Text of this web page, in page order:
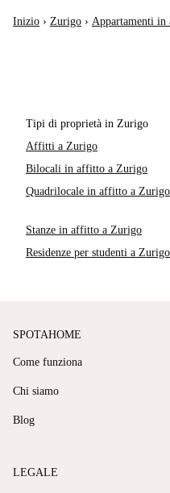
Inizio › Zurigo › Appartamenti
Tipi di proprietà in Zurigo
Affitti a Zurigo
Bilocali in affitto a Zurigo
Quadrilocale in affitto a Zurigo
Stanze in affitto a Zurigo
Residenze per studenti a Zurigo
SPOTAHOME
Come funziona
Chi siamo
Blog
LEGALE